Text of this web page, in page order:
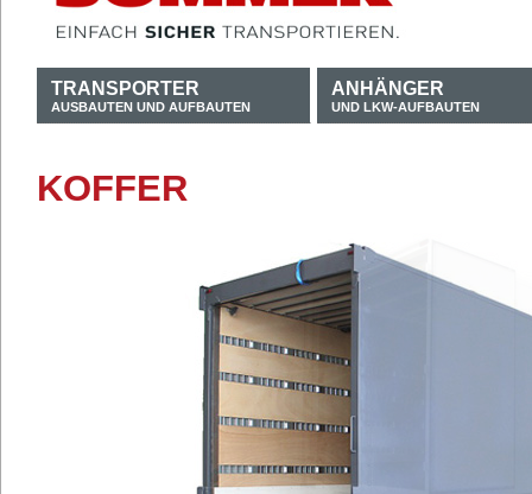
TRANSPORTER
AUSBAUTEN UND AUFBAUTEN
ANHÄNGER
UND LKW-AUFBAUTEN
KOFFER